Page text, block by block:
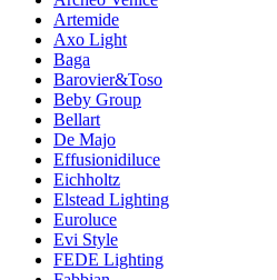
Artemide
Axo Light
Baga
Barovier&Toso
Beby Group
Bellart
De Majo
Effusionidiluce
Eichholtz
Elstead Lighting
Euroluce
Evi Style
FEDE Lighting